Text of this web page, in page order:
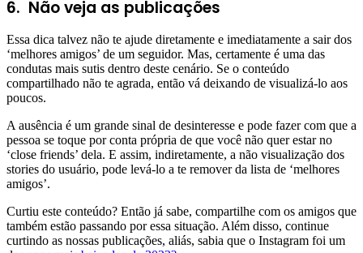
6. Não veja as publicações
Essa dica talvez não te ajude diretamente e imediatamente a sair dos
‘melhores amigos’ de um seguidor. Mas, certamente é uma das
condutas mais sutis dentro deste cenário. Se o conteúdo
compartilhado não te agrada, então vá deixando de visualizá-lo aos
poucos.
A ausência é um grande sinal de desinteresse e pode fazer com que a
pessoa se toque por conta própria de que você não quer estar no
‘close friends’ dela. E assim, indiretamente, a não visualização dos
stories do usuário, pode levá-lo a te remover da lista de ‘melhores
amigos’.
Curtiu este conteúdo? Então já sabe, compartilhe com os amigos que
também estão passando por essa situação. Além disso, continue
curtindo as nossas publicações, aliás, sabia que o Instagram foi um